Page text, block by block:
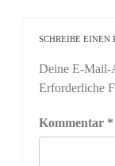
SCHREIBE EINEN
Deine E-Mail-
Erforderliche
Kommentar *